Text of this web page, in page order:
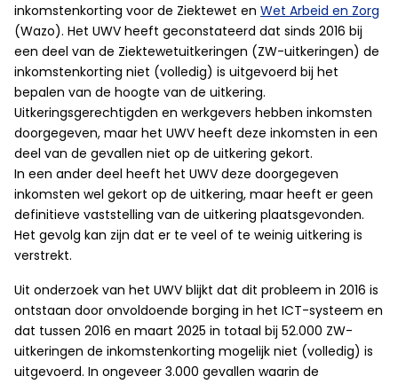
inkomstenkorting voor de Ziektewet en Wet Arbeid en Zorg
(Wazo). Het UWV heeft geconstateerd dat sinds 2016 bij
een deel van de Ziektewetuitkeringen (ZW-uitkeringen) de
inkomstenkorting niet (volledig) is uitgevoerd bij het
bepalen van de hoogte van de uitkering.
Uitkeringsgerechtigden en werkgevers hebben inkomsten
doorgegeven, maar het UWV heeft deze inkomsten in een
deel van de gevallen niet op de uitkering gekort.
In een ander deel heeft het UWV deze doorgegeven
inkomsten wel gekort op de uitkering, maar heeft er geen
definitieve vaststelling van de uitkering plaatsgevonden.
Het gevolg kan zijn dat er te veel of te weinig uitkering is
verstrekt.
Uit onderzoek van het UWV blijkt dat dit probleem in 2016 is
ontstaan door onvoldoende borging in het ICT-systeem en
dat tussen 2016 en maart 2025 in totaal bij 52.000 ZW-
uitkeringen de inkomstenkorting mogelijk niet (volledig) is
uitgevoerd. In ongeveer 3.000 gevallen waarin de